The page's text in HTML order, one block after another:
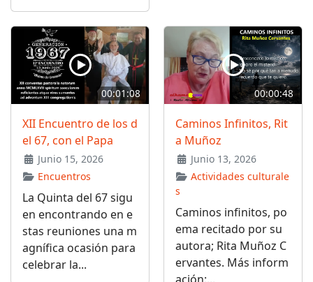
00:01:08
XII Encuentro de los d
el 67, con el Papa
Junio 15, 2026
Encuentros
La Quinta del 67 sigu
en encontrando en e
stas reuniones una m
agnífica ocasión para
celebrar la...
00:00:48
Caminos Infinitos, Rit
a Muñoz
Junio 13, 2026
Actividades culturale
s
Caminos infinitos, po
ema recitado por su
autora; Rita Muñoz C
ervantes. Más inform